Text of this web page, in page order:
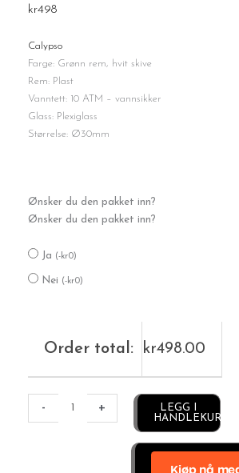
kr498
Calypso
Farge: Grønn rem, hvit skive
Rem: Plast
Vanntett: 10 ATM – vannsikker
Glass: Plexiglass
Størrelse: Ø30mm
Ønsker du den pakket inn?
Ønsker du den pakket inn?
Ja (-kr0)
Nei (-kr0)
Order total: kr498.00
-
grønn
antall
+
LEGG I
HANDLEKURV